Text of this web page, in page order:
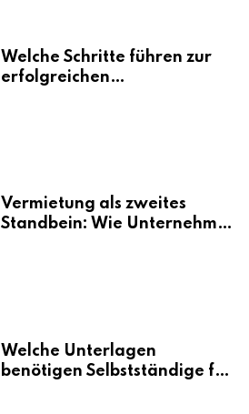
Welche Schritte führen zur
erfolgreichen
Vermietung als zweites
Standbein: Wie Unternehmen
Welche Unterlagen
benötigen Selbstständige für